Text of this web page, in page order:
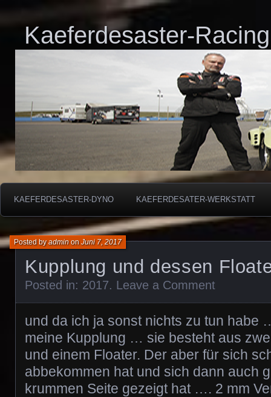
Kaeferdesaster-Racing
KAEFERDESASTER-DYNO KAEFERDESATER-WERKSTATT
Kupplung und dessen
Posted byadminonJuni 7, 2017
Posted in: 2017. Leave a Comment
und da ich ja sonst nichts zu tun habe
meine Kupplung … sie besteht aus
und einem Floater. Der aber für sich
abbekommen hat und sich dann auch
krummen Seite gezeigt hat …. 2 mm